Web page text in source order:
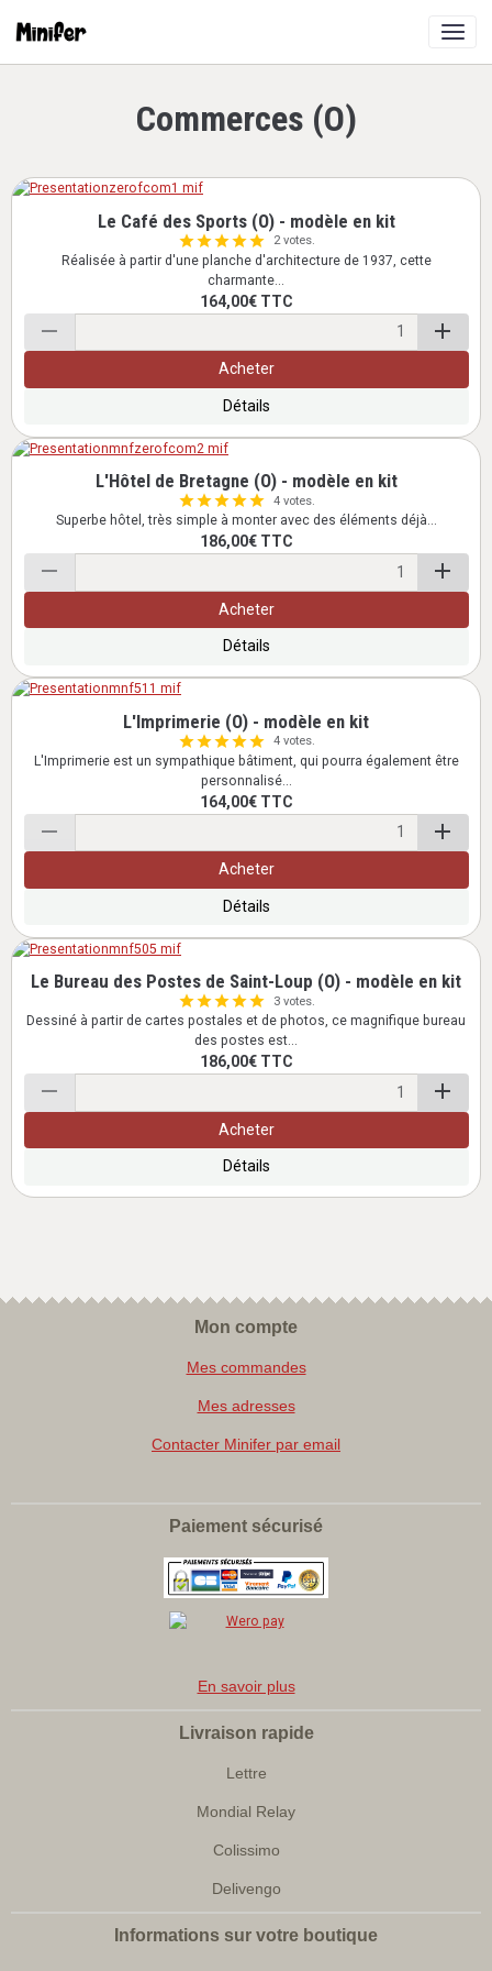
Commerces (O)
Le Café des Sports (O) - modèle en kit
2 votes.
Réalisée à partir d'une planche d'architecture de 1937, cette
charmante...
164,00€ TTC
Acheter
Détails
L'Hôtel de Bretagne (O) - modèle en kit
4 votes.
Superbe hôtel, très simple à monter avec des éléments déjà...
186,00€ TTC
Acheter
Détails
L'Imprimerie (O) - modèle en kit
4 votes.
L'Imprimerie est un sympathique bâtiment, qui pourra également être
personnalisé...
164,00€ TTC
Acheter
Détails
Le Bureau des Postes de Saint-Loup (O) - modèle en kit
3 votes.
Dessiné à partir de cartes postales et de photos, ce magnifique bureau
des postes est...
186,00€ TTC
Acheter
Détails
Mon compte
Mes commandes
Mes adresses
Contacter Minifer par email
Paiement sécurisé
En savoir plus
Livraison rapide
Lettre
Mondial Relay
Colissimo
Delivengo
Informations sur votre boutique